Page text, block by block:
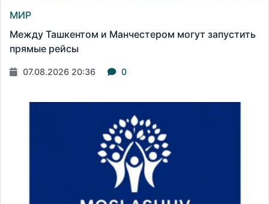
МИР
Между Ташкентом и Манчестером могут запустить
прямые рейсы
07.08.2026 20:36 0